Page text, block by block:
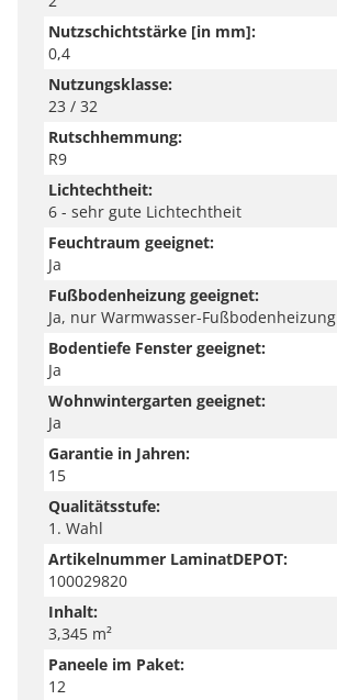
Nutzschichtstärke [in mm]:
0,4
Nutzungsklasse:
23 / 32
Rutschhemmung:
R9
Lichtechtheit:
6 - sehr gute Lichtechtheit
Feuchtraum geeignet:
Ja
Fußbodenheizung geeignet:
Ja, nur Warmwasser-Fußbodenheizung
Bodentiefe Fenster geeignet:
Ja
Wohnwintergarten geeignet:
Ja
Garantie in Jahren:
15
Qualitätsstufe:
1. Wahl
Artikelnummer LaminatDEPOT:
100029820
Inhalt:
3,345 m²
Paneele im Paket:
12